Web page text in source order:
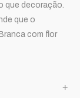
que decoração.
que o
com flor